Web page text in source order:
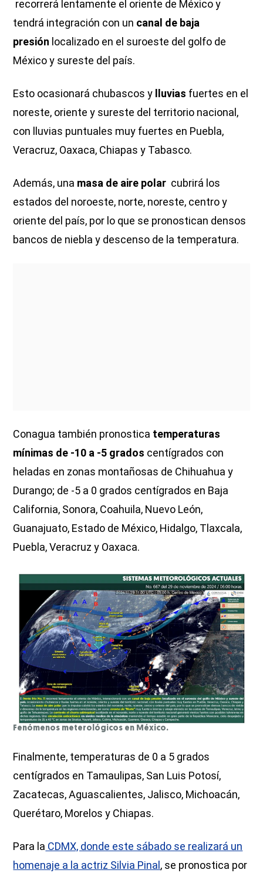
recorrerá lentamente el oriente de México y
tendrá integración con un canal de baja
presión localizado en el suroeste del golfo de
México y sureste del país.
Esto ocasionará chubascos y lluvias fuertes en el
noreste, oriente y sureste del territorio nacional,
con lluvias puntuales muy fuertes en Puebla,
Veracruz, Oaxaca, Chiapas y Tabasco.
Además, una masa de aire polar cubrirá los
estados del noroeste, norte, noreste, centro y
oriente del país, por lo que se pronostican densos
bancos de niebla y descenso de la temperatura.
Conagua también pronostica temperaturas
mínimas de -10 a -5 grados centígrados con
heladas en zonas montañosas de Chihuahua y
Durango; de -5 a 0 grados centígrados en Baja
California, Sonora, Coahuila, Nuevo León,
Guanajuato, Estado de México, Hidalgo, Tlaxcala,
Puebla, Veracruz y Oaxaca.
Fenómenos meterológicos en México.
Finalmente, temperaturas de 0 a 5 grados
centígrados en Tamaulipas, San Luis Potosí,
Zacatecas, Aguascalientes, Jalisco, Michoacán,
Querétaro, Morelos y Chiapas.
Para la CDMX, donde este sábado se realizará un
homenaje a la actriz Silvia Pinal, se pronostica por